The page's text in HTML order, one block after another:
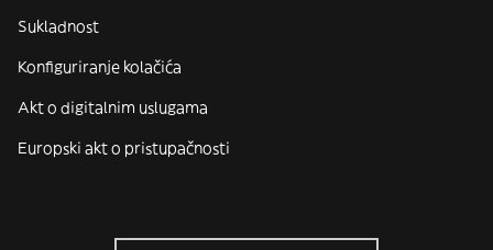
Sukladnost
Konfiguriranje kolačića
Akt o digitalnim uslugama
Europski akt o pristupačnosti